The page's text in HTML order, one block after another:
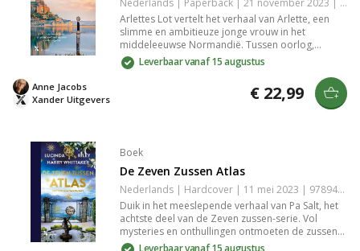
Nederlands | Paperback | 21 november 2023 | Onbekend | 9789401620864
Arlettes Lot vertelt het verhaal van Arlette, een
slimme en ambitieuze jonge vrouw in het
middeleeuwse Normandië. Tussen oorlog,
intriges en geheimen vecht zij voor haar geluk en
toekomst, terwijl haar zoon uitgroeit tot een
Leverbaar vanaf 15 augustus
Xander Uitgevers
Anne Jacobs € 22,99
Boek
De Zeven Zussen Atlas
Nederlands | Hardcover | 11 mei 2023 | 9789401619936
Duik in het meeslepende verhaal van Pa Salt, het
achtste deel van de Zeven zussen-serie. Vol
mysteries en onthullingen ontmoeten de zussen
hun verleden, liefde en identiteit terwijl geheimen